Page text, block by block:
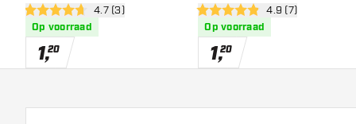
Coated - Dart Flights
open reviews drawer
4.7 score sterren4.7 (3)
Op voorraad
1,20
Coated - Dart Flights
open reviews
4.9 score sterren4.9 (7)
Op voorraad
1,20